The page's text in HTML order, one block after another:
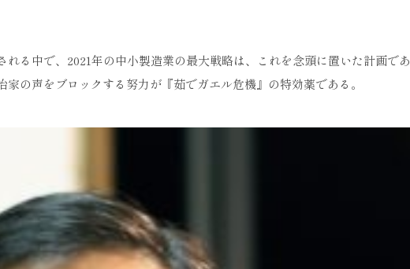
る中で、2021年の中小製造業の最大戦略は、これを念頭に置いた計画であ
の声をブロックする努力が『茹でガエル危機』の特効薬である。